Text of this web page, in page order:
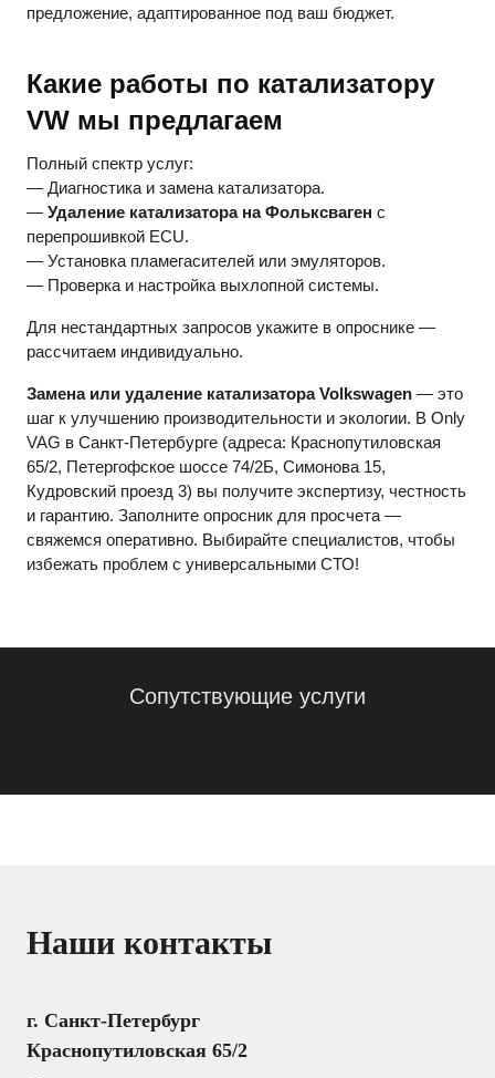
предложение, адаптированное под ваш бюджет.
Какие работы по катализатору
VW мы предлагаем
Полный спектр услуг:
— Диагностика и замена катализатора.
— Удаление катализатора на Фольксваген с
перепрошивкой ECU.
— Установка пламегасителей или эмуляторов.
— Проверка и настройка выхлопной системы.
Для нестандартных запросов укажите в опроснике —
рассчитаем индивидуально.
Замена или удаление катализатора Volkswagen — это
шаг к улучшению производительности и экологии. В Only
VAG в Санкт-Петербурге (адреса: Краснопутиловская
65/2, Петергофское шоссе 74/2Б, Симонова 15,
Кудровский проезд 3) вы получите экспертизу, честность
и гарантию. Заполните опросник для просчета —
свяжемся оперативно. Выбирайте специалистов, чтобы
избежать проблем с универсальными СТО!
Сопутствующие услуги
Наши контакты
г. Санкт-Петербург
Краснопутиловская 65/2